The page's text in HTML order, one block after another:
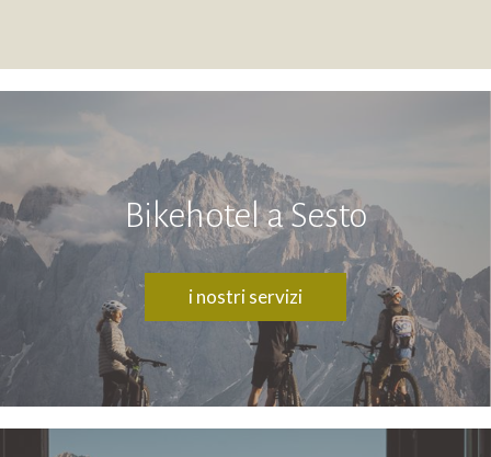
Bikehotel a Sesto
i nostri servizi